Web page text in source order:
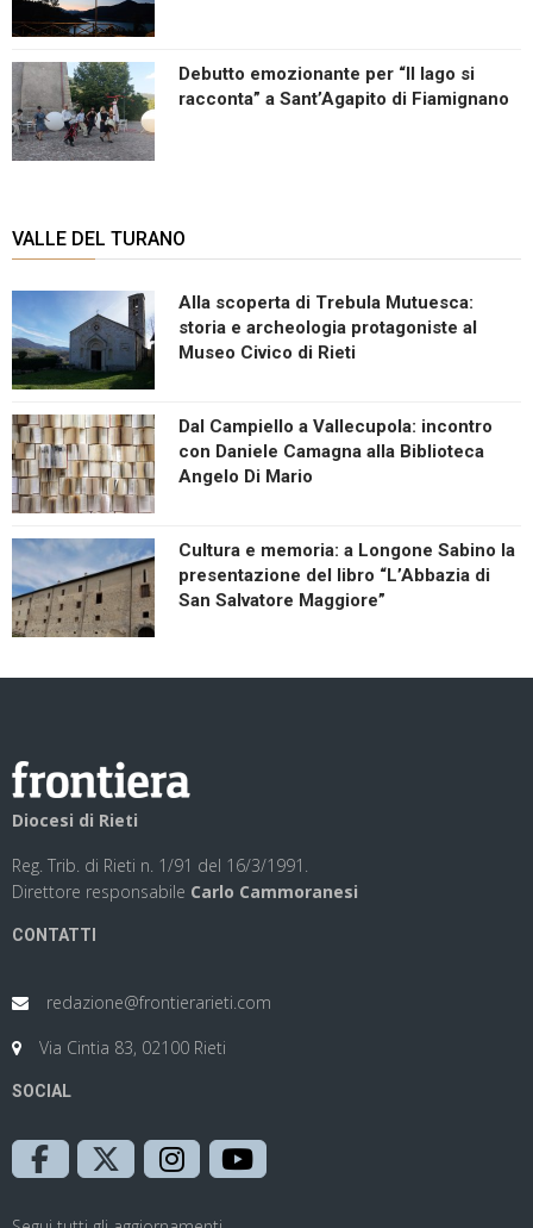
Debutto emozionante per “Il lago si
racconta” a Sant’Agapito di Fiamignano
VALLE DEL TURANO
Alla scoperta di Trebula Mutuesca:
storia e archeologia protagoniste al
Museo Civico di Rieti
Dal Campiello a Vallecupola: incontro
con Daniele Camagna alla Biblioteca
Angelo Di Mario
Cultura e memoria: a Longone Sabino la
presentazione del libro “L’Abbazia di
San Salvatore Maggiore”
Diocesi di Rieti
Reg. Trib. di Rieti n. 1/91 del 16/3/1991.
Direttore responsabile Carlo Cammoranesi
CONTATTI
redazione@frontierarieti.com
Via Cintia 83, 02100 Rieti
SOCIAL